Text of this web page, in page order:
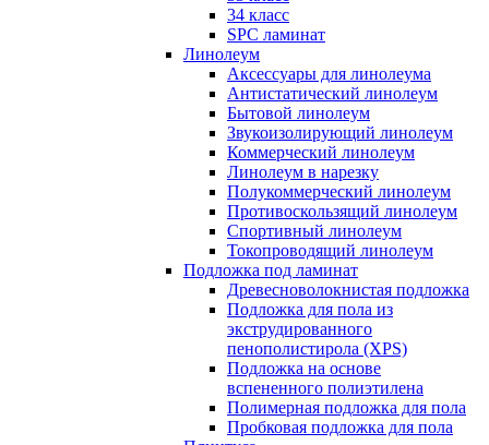
34 класс
SPC ламинат
Линолеум
Аксессуары для линолеума
Антистатический линолеум
Бытовой линолеум
Звукоизолирующий линолеум
Коммерческий линолеум
Линолеум в нарезку
Полукоммерческий линолеум
Противоскользящий линолеум
Спортивный линолеум
Токопроводящий линолеум
Подложка под ламинат
Древесноволокнистая подложка
Подложка для пола из
экструдированного
пенополистирола (XPS)
Подложка на основе
вспененного полиэтилена
Полимерная подложка для пола
Пробковая подложка для пола